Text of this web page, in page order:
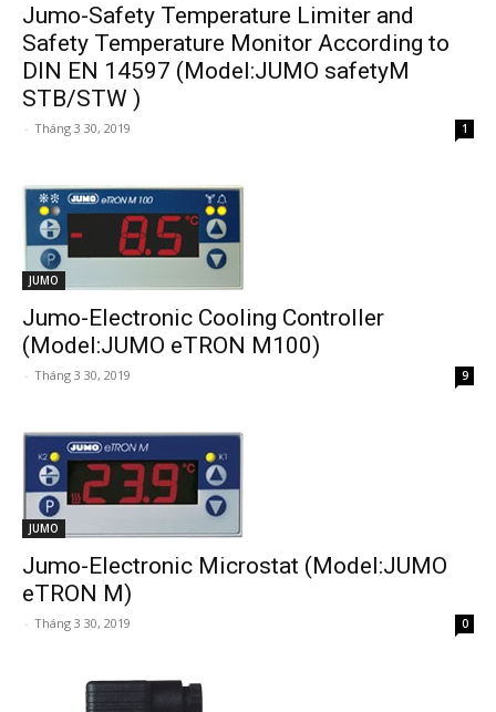
Jumo-Safety Temperature Limiter and
Safety Temperature Monitor According to
DIN EN 14597 (Model:JUMO safetyM
STB/STW )
- Tháng 3 30, 2019 1
JUMO
Jumo-Electronic Cooling Controller
(Model:JUMO eTRON M100)
- Tháng 3 30, 2019 9
JUMO
Jumo-Electronic Microstat (Model:JUMO
eTRON M)
- Tháng 3 30, 2019 0